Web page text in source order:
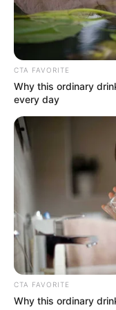
Nasza opowieść
miasta, gdzie klasa
zamieszkanych
socjalnych. Zaledwie
nocnego życia. To
narkomani, imigranci,
CTA FAVORITE
Why this ordinary
every day
CTA FAVORITE
Why this ordinary